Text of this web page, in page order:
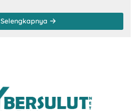
Selengkapnya